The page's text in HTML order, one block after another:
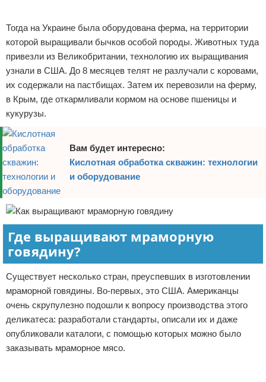
Тогда на Украине была оборудована ферма, на территории
которой выращивали бычков особой породы. Животных туда
привезли из Великобритании, технологию их выращивания
узнали в США. До 8 месяцев телят не разлучали с коровами,
их содержали на пастбищах. Затем их перевозили на ферму,
в Крым, где откармливали кормом на основе пшеницы и
кукурузы.
Вам будет интересно:
Кислотная обработка скважин: технологии
и оборудование
Где выращивают мраморную
говядину?
Существует несколько стран, преуспевших в изготовлении
мраморной говядины. Во-первых, это США. Американцы
очень скрупулезно подошли к вопросу производства этого
деликатеса: разработали стандарты, описали их и даже
опубликовали каталоги, с помощью которых можно было
заказывать мраморное мясо.